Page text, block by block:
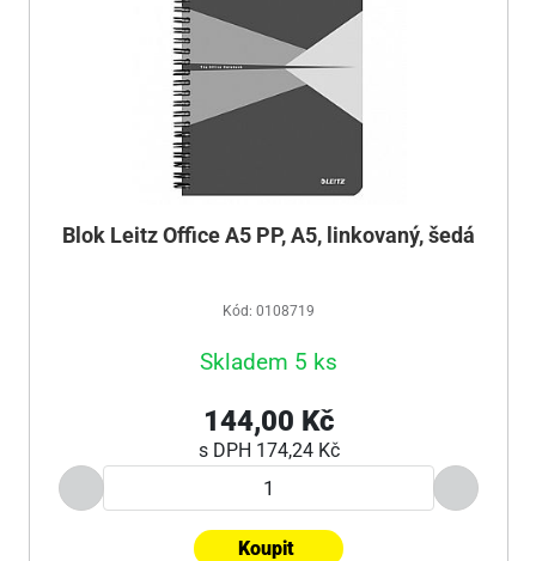
Blok Leitz Office A5 PP, A5, linkovaný, šedá
Kód: 0108719
Skladem 5 ks
144,00 Kč
s DPH 174,24 Kč
Koupit